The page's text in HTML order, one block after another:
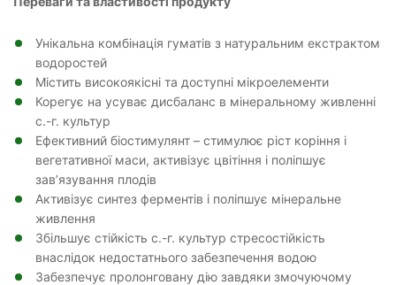
Унікальна комбінація гуматів з натуральним екстрактом
водоростей
Містить високоякісні та доступні мікроелементи
Корегує на усуває дисбаланс в мінеральному живленні
с.-г. культур
Ефективний біостимулянт – стимулює ріст коріння і
вегетативної маси, активізує цвітіння і поліпшує
зав’язування плодів
Активізує синтез ферментів і поліпшує мінеральне
живлення
Збільшує стійкість с.-г. культур стресостійкість
внаслідок недостатнього забезпечення водою
Забезпечує пролонговану дію завдяки змочуючому